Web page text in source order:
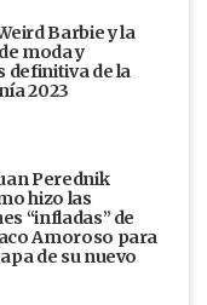
Barbie y la
moda y
definitiva de la
2023
Perednik
hizo las
“infladas” de
Amoroso para
de su nuevo